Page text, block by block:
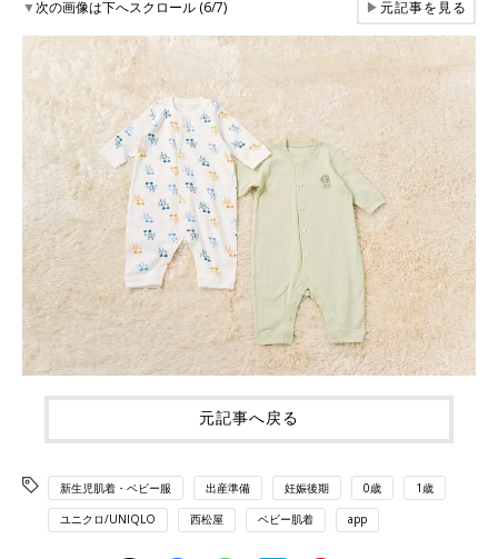
▼次の画像は下へスクロール (6/7) ▶元記事を見る
元記事へ戻る
新生児肌着・ベビー服 出産準備 妊娠後期 0歳 1歳
ユニクロ/UNIQLO 西松屋 ベビー肌着 app